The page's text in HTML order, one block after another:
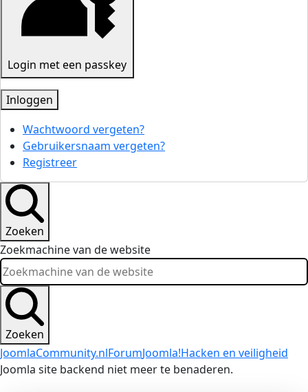
Login met een passkey
Inloggen
Wachtwoord vergeten?
Gebruikersnaam vergeten?
Registreer
Zoeken
Zoekmachine van de website
Zoeken
JoomlaCommunity.nlForumJoomla!Hacken en veiligheid
Joomla site backend niet meer te benaderen.